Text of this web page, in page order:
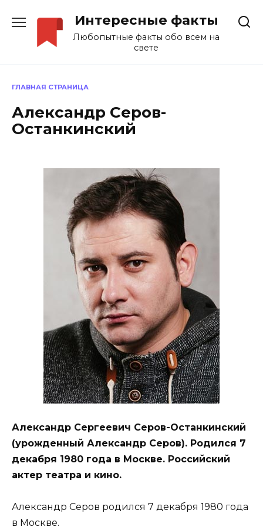
содержанию
Интересные факты
Любопытные факты обо всем на
свете
ГЛАВНАЯ СТРАНИЦА
Александр Серов-
Останкинский
Александр Сергеевич Серов-Останкинский
(урожденный Александр Серов). Родился 7
декабря 1980 года в Москве. Российский
актер театра и кино.
Александр Серов родился 7 декабря 1980 года
в Москве.